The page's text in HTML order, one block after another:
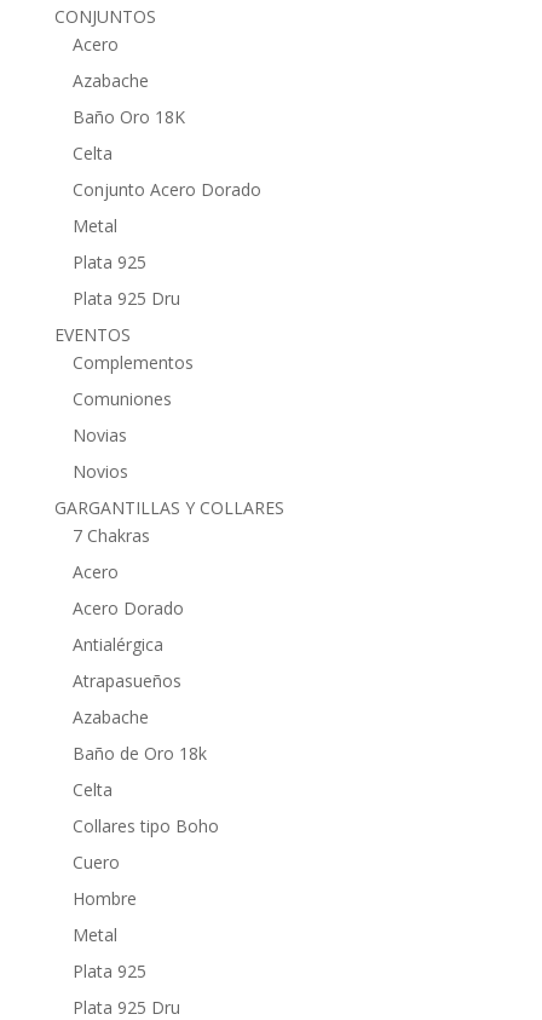
CONJUNTOS
Acero
Azabache
Baño Oro 18K
Celta
Conjunto Acero Dorado
Metal
Plata 925
Plata 925 Dru
EVENTOS
Complementos
Comuniones
Novias
Novios
GARGANTILLAS Y COLLARES
7 Chakras
Acero
Acero Dorado
Antialérgica
Atrapasueños
Azabache
Baño de Oro 18k
Celta
Collares tipo Boho
Cuero
Hombre
Metal
Plata 925
Plata 925 Dru